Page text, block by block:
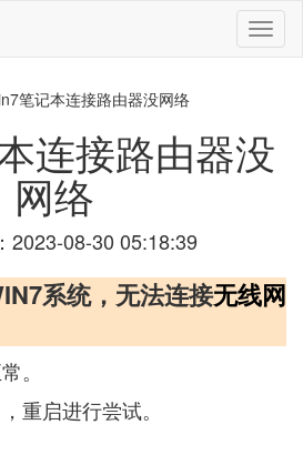
切
换
笔记本连接路由器没网络
连接路由器没
网络
2023-08-30 05:18:39
系统，无法连接无线网
。
重启进行尝试。